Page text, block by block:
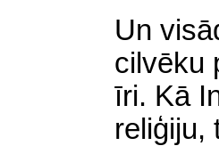
Un
cilvēku
īri. Kā
reliģiju,